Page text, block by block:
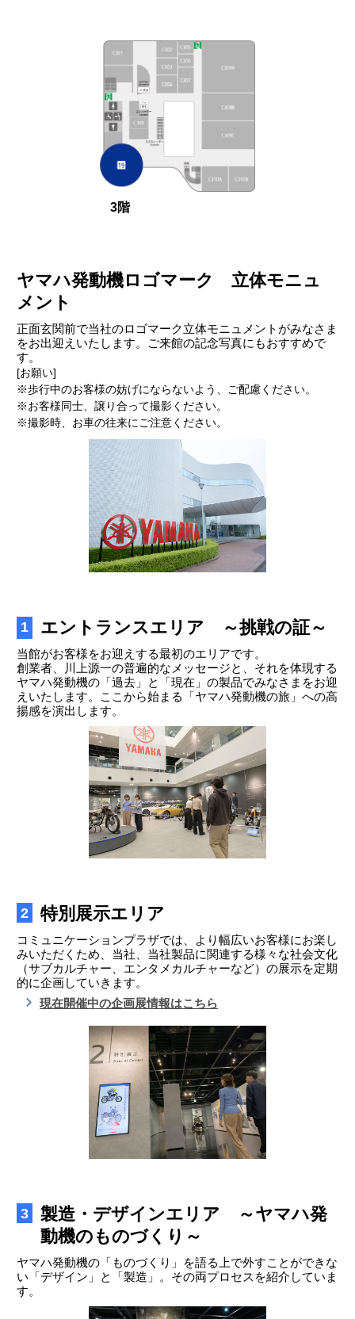
3階
ヤマハ発動機ロゴマーク 立体モニュ
メント
正面玄関前で当社のロゴマーク立体モニュメントがみなさま
をお出迎えいたします。ご来館の記念写真にもおすすめで
す。
[お願い]
※歩行中のお客様の妨げにならないよう、ご配慮ください。
※お客様同士、譲り合って撮影ください。
※撮影時、お車の往来にご注意ください。
1 エントランスエリア ～挑戦の証～
当館がお客様をお迎えする最初のエリアです。
創業者、川上源一の普遍的なメッセージと、それを体現する
ヤマハ発動機の「過去」と「現在」の製品でみなさまをお迎
えいたします。ここから始まる「ヤマハ発動機の旅」への高
揚感を演出します。
2 特別展示エリア
コミュニケーションプラザでは、より幅広いお客様にお楽し
みいただくため、当社、当社製品に関連する様々な社会文化
（サブカルチャー、エンタメカルチャーなど）の展示を定期
的に企画していきます。
現在開催中の企画展情報はこちら
3
製造・デザインエリア ～ヤマハ発
動機のものづくり～
ヤマハ発動機の「ものづくり」を語る上で外すことができな
い「デザイン」と「製造」。その両プロセスを紹介していま
す。